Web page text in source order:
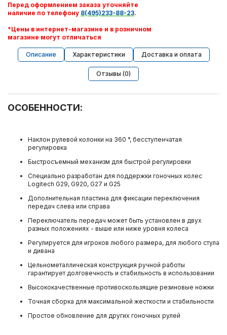
Перед оформлением заказа уточняйте
наличие по телефону 8(495)233-88-23.
*Цены в интернет-магазине и в розничном
магазине могут отличаться
Описание Характеристики Доставка и оплата
Отзывы (0)
ОСОБЕННОСТИ:
Наклон рулевой колонки на 360 °, бесступенчатая
регулировка
Быстросъемный механизм для быстрой регулировки
Специально разработан для поддержки гоночных колес
Logitech G29, G920, G27 и G25
Дополнительная пластина для фиксации переключения
передач слева или справа
Переключатель передач может быть установлен в двух
разных положениях - выше или ниже уровня колеса
Регулируется для игроков любого размера, для любого стула
и дивана
Цельнометаллическая конструкция ручной работы
гарантирует долговечность и стабильность в использовании
Высококачественные противоскользящие резиновые ножки
Точная сборка для максимальной жесткости и стабильности
Простое обновление для других гоночных рулей